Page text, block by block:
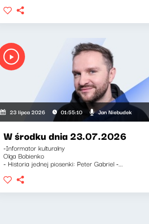
Jan Niebudek
23 lipca 2026 01:55:10 Jan Niebudek
W środku dnia 23.07.2026
-Informator kulturalny
Olga Bobienko
- Historia jednej piosenki: Peter Gabriel -...